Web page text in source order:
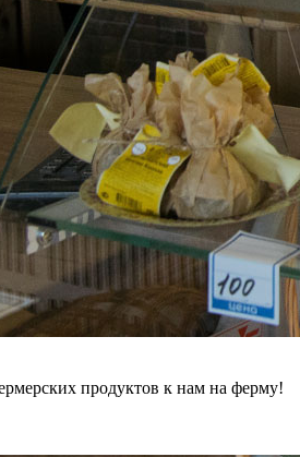
продуктов к нам на ферму!